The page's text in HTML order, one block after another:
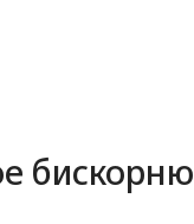
бискорню